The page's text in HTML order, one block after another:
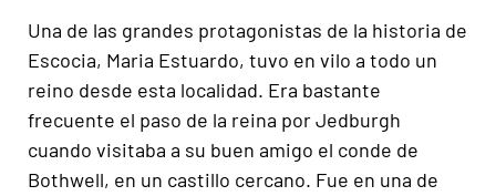
Una de las grandes protagonistas de la historia de
Escocia, Maria Estuardo, tuvo en vilo a todo un
reino desde esta localidad. Era bastante
frecuente el paso de la reina por Jedburgh
cuando visitaba a su buen amigo el conde de
Bothwell, en un castillo cercano. Fue en una de